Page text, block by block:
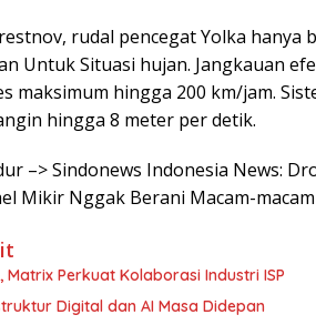
rudal pencegat Yolka hanya
Untuk Situasi hujan. Jangkauan
maksimum hingga 200 km/jam.
hingga 8 meter per detik.
–> Sindonews Indonesia News:
Mikir Nggak Berani Macam-macam
Matrix Perkuat Kolaborasi Industri ISP
Digital dan AI Masa Didepan